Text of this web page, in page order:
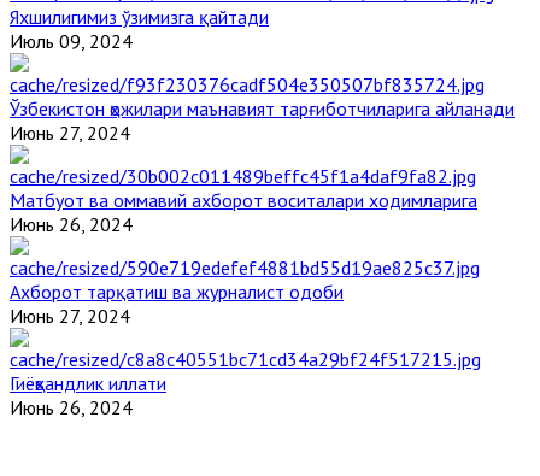
Яхшилигимиз ўзимизга қайтади
Июль 09, 2024
Ўзбекистон ҳожилари маънавият тарғиботчиларига айланади
Июнь 27, 2024
Матбуот ва оммавий ахборот воситалари ходимларига
Июнь 26, 2024
Ахборот тарқатиш ва журналист одоби
Июнь 27, 2024
Гиёҳвандлик иллати
Июнь 26, 2024